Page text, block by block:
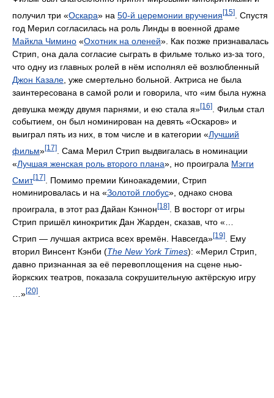
получил три «Оскара» на 50-й церемонии вручения[15]
. Спустя
год Мерил согласилась на роль Линды в военной драме
Майкла Чимино «Охотник на оленей». Как позже признавалась
Стрип, она дала согласие сыграть в фильме только из-за того,
что одну из главных ролей в нём исполнял её возлюбленный
Джон Казале , уже смертельно больной. Актриса не была
заинтересована в самой роли и говорила, что «им была нужна
девушка между двумя парнями, и ею стала я»[16]
. Фильм стал
событием, он был номинирован на девять «Оскаров» и
выиграл пять из них, в том числе и в категории «Лучший
фильм»[17]
. Сама Мерил Стрип выдвигалась в номинации
«Лучшая женская роль второго плана», но проиграла Мэгги
Смит[17]
. Помимо премии Киноакадемии, Стрип
номинировалась и на «Золотой глобус», однако снова
проиграла, в этот раз Дайан Кэннон [18]
. В восторг от игры
Стрип пришёл кинокритик Дан Жарден, сказав, что «…
Стрип — лучшая актриса всех времён. Навсегда»[19]
. Ему
вторил Винсент Кэнби (The New York Times): «Мерил Стрип,
давно признанная за её перевоплощения на сцене нью-
йоркских театров, показала сокрушительную актёрскую игру
…»[20]